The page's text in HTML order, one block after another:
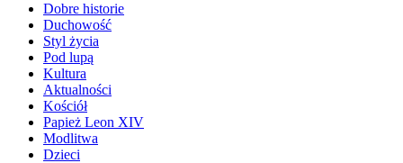
Dobre historie
Duchowość
Styl życia
Pod lupą
Kultura
Aktualności
Kościół
Papież Leon XIV
Modlitwa
Dzieci